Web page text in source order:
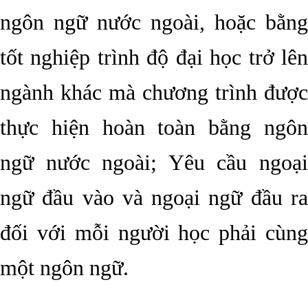
ngôn ngữ nước ngoài, hoặc bằng
tốt nghiệp trình độ đại học trở lên
ngành khác mà chương trình được
thực hiện hoàn toàn bằng ngôn
ngữ nước ngoài; Yêu cầu ngoại
ngữ đầu vào và ngoại ngữ đầu ra
đối với mỗi người học phải cùng
một ngôn ngữ.